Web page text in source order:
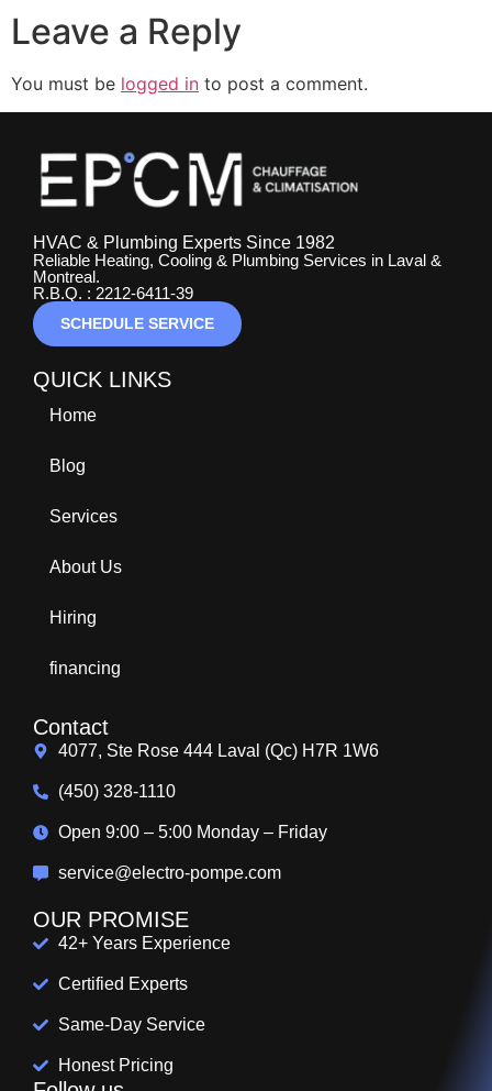
Leave a Reply
You must be logged in to post a comment.
HVAC & Plumbing Experts Since 1982
Reliable Heating, Cooling & Plumbing Services in Laval &
Montreal.
R.B.Q. : 2212-6411-39
SCHEDULE SERVICE
QUICK LINKS
Home
Blog
Services
About Us
Hiring
financing
Contact
4077, Ste Rose 444 Laval (Qc) H7R 1W6
(450) 328-1110
Open 9:00 – 5:00 Monday – Friday
service@electro-pompe.com
OUR PROMISE
42+ Years Experience
Certified Experts
Same-Day Service
Honest Pricing